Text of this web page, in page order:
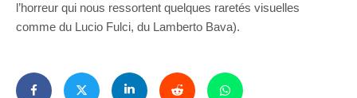
l’horreur qui nous ressortent quelques raretés visuelles
comme du Lucio Fulci, du Lamberto Bava).